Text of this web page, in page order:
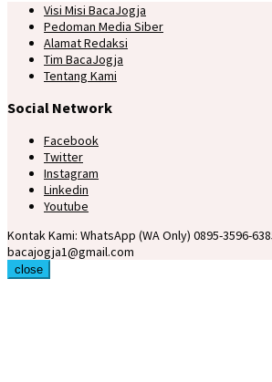
Visi Misi BacaJogja
Pedoman Media Siber
Alamat Redaksi
Tim BacaJogja
Tentang Kami
Social Network
Facebook
Twitter
Instagram
Linkedin
Youtube
Kontak Kami: WhatsApp (WA Only) 0895-3596-
bacajogja1@gmail.com
close